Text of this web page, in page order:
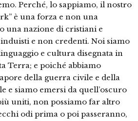
Perché, lo sappiamo, il nostro
è una forza e non una
una nazione di cristiani e
e non credenti. Noi siamo
e cultura disegnata in
Terra; e poiché abbiamo
della guerra civile e della
e siamo emersi da quell’oscuro
uniti, non possiamo far altro
odi prima o poi passeranno,